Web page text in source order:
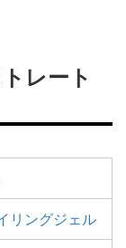
レート
リングジェル